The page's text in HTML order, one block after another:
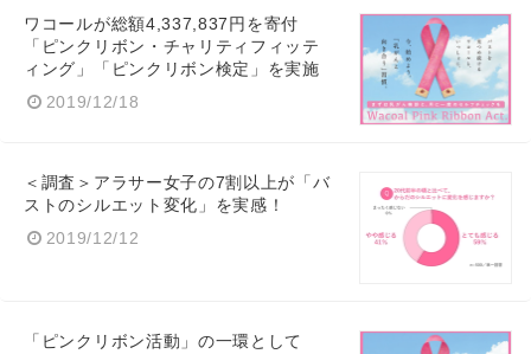
ワコールが総額4,337,837円を寄付
「ピンクリボン・チャリティフィッテ
ィング」「ピンクリボン検定」を実施
2019/12/18
＜調査＞アラサー女子の7割以上が「バ
ストのシルエット変化」を実感！
2019/12/12
「ピンクリボン活動」の一環として